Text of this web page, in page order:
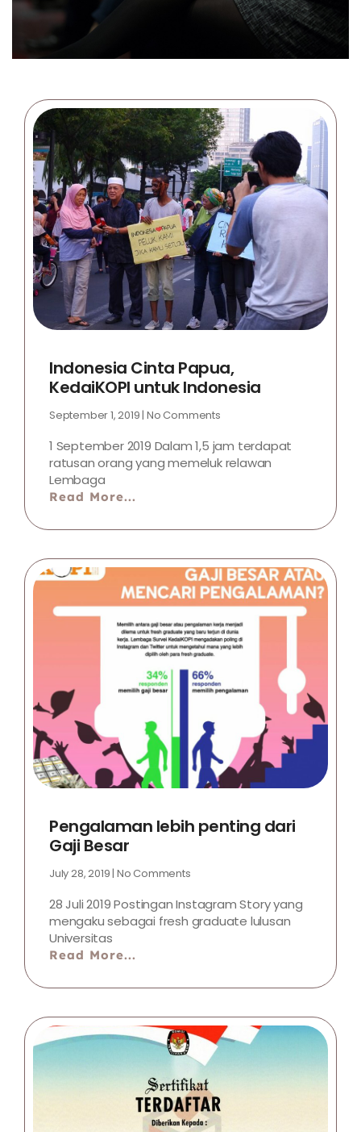
Indonesia Cinta Papua,
KedaiKOPI untuk Indonesia
September 1, 2019 No Comments
1 September 2019 Dalam 1,5 jam terdapat
ratusan orang yang memeluk relawan
Lembaga
Read More...
Pengalaman lebih penting dari
Gaji Besar
July 28, 2019 No Comments
28 Juli 2019 Postingan Instagram Story yang
mengaku sebagai fresh graduate lulusan
Universitas
Read More...